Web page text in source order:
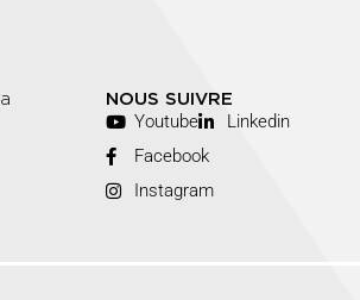
NOUS SUIVRE
Youtube
Linkedin
Facebook
Instagram